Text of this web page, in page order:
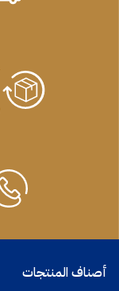
أصناف المنتجات